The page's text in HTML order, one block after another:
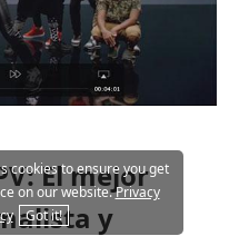
El mejor
y
cookies to ensure you get
on our website.Privacy
Got it!